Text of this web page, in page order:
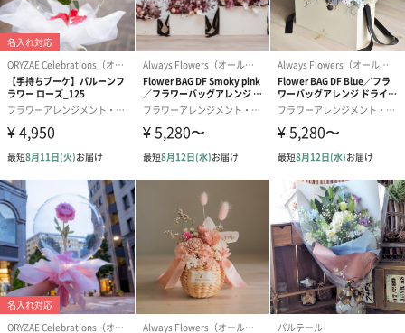
コットン巾着 【誕生
日】（グレー）M（550
円）
コットン巾着 【誕生
日】（スモーキーピン
ク）M（550円）
コットン巾着
とう】 M（
のしカード
商品の形質上、のしを直接添付できない商品にのし風のカードを
同梱します。
※のし下はご記入いただけません。
※カードのデザインは一部変更する場合があります。